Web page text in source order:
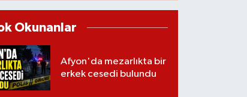
Okunanlar
Afyon'da mezarlıkta bir
erkek cesedi bulundu